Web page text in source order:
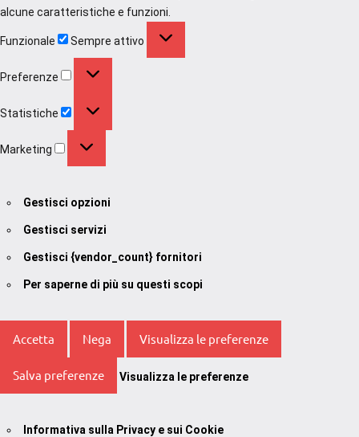
alcune caratteristiche e funzioni.
Funzionale Sempre attivo
Preferenze
Statistiche
Marketing
Gestisci opzioni
Gestisci servizi
Gestisci {vendor_count} fornitori
Per saperne di più su questi scopi
Accetta Nega Visualizza le preferenze
Salva preferenze Visualizza le preferenze
Informativa sulla Privacy e sui Cookie